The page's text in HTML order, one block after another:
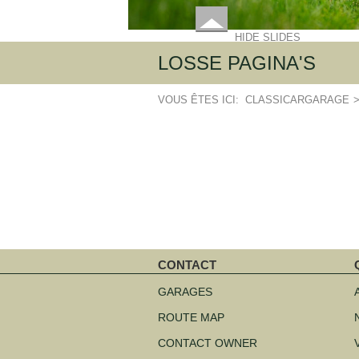
HIDE SLIDES
LOSSE PAGINA'S
VOUS ÊTES ICI: CLASSICARGARAGE
CONTACT
Aller
au
GARAGES
ROUTE MAP
CONTACT OWNER